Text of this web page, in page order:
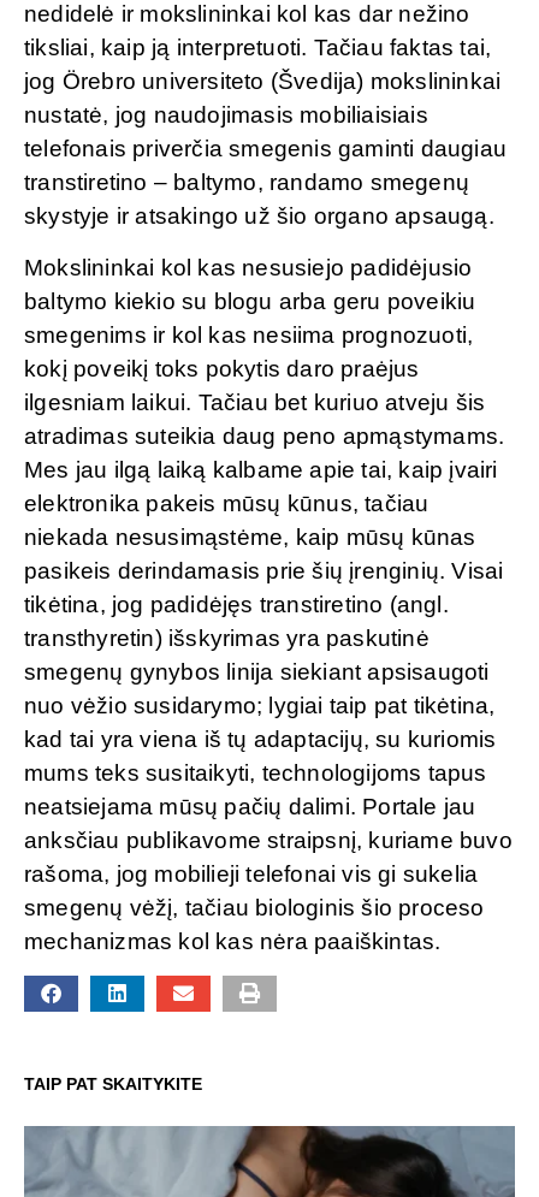
nedidelė ir mokslininkai kol kas dar nežino
tiksliai, kaip ją interpretuoti. Tačiau faktas tai,
jog Örebro universiteto (Švedija) mokslininkai
nustatė, jog naudojimasis mobiliaisiais
telefonais priverčia smegenis gaminti daugiau
transtiretino – baltymo, randamo smegenų
skystyje ir atsakingo už šio organo apsaugą.
Mokslininkai kol kas nesusiejo padidėjusio
baltymo kiekio su blogu arba geru poveikiu
smegenims ir kol kas nesiima prognozuoti,
kokį poveikį toks pokytis daro praėjus
ilgesniam laikui. Tačiau bet kuriuo atveju šis
atradimas suteikia daug peno apmąstymams.
Mes jau ilgą laiką kalbame apie tai, kaip įvairi
elektronika pakeis mūsų kūnus, tačiau
niekada nesusimąstėme, kaip mūsų kūnas
pasikeis derindamasis prie šių įrenginių. Visai
tikėtina, jog padidėjęs transtiretino (angl.
transthyretin) išskyrimas yra paskutinė
smegenų gynybos linija siekiant apsisaugoti
nuo vėžio susidarymo; lygiai taip pat tikėtina,
kad tai yra viena iš tų adaptacijų, su kuriomis
mums teks susitaikyti, technologijoms tapus
neatsiejama mūsų pačių dalimi. Portale jau
anksčiau publikavome straipsnį, kuriame buvo
rašoma, jog mobilieji telefonai vis gi sukelia
smegenų vėžį, tačiau biologinis šio proceso
mechanizmas kol kas nėra paaiškintas.
TAIP PAT SKAITYKITE